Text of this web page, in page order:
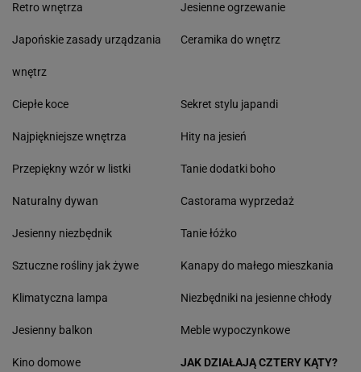
Retro wnętrza
Japońskie zasady urządzania
wnętrz
Jesienne ogrzewanie
Ceramika do wnętrz
Ciepłe koce
Najpiękniejsze wnętrza
Przepiękny wzór w listki
Naturalny dywan
Jesienny niezbędnik
Sztuczne rośliny jak żywe
Klimatyczna lampa
Jesienny balkon
Sekret stylu japandi
Hity na jesień
Tanie dodatki boho
Castorama wyprzedaż
Tanie łóżko
Kanapy do małego mieszkania
Niezbędniki na jesienne chłody
Meble wypoczynkowe
Kino domowe JAK DZIAŁAJĄ CZTERY KĄTY?